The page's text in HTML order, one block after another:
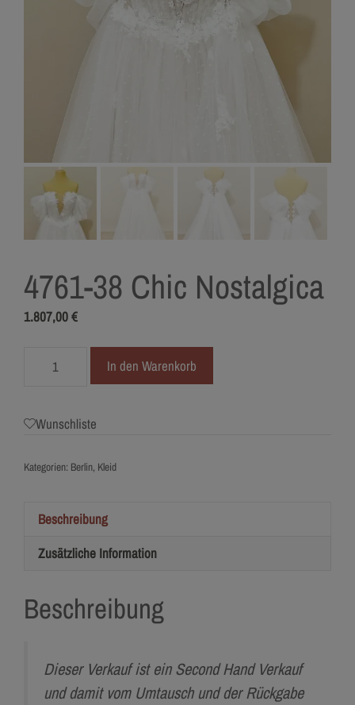
4761-38 Chic Nostalgica
1.807,00€
Nostalgica
In den Warenkorb
Wunschliste
Kategorien: Berlin, Kleid
Beschreibung
Zusätzliche Information
Beschreibung
Dieser Verkauf ist ein Second Hand Verkauf
und damit vom Umtausch und der Rückgabe